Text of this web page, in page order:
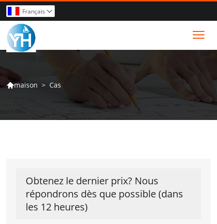
Français 
maison > Cas
Obtenez le dernier prix? Nous
répondrons dès que possible (dans
les 12 heures)